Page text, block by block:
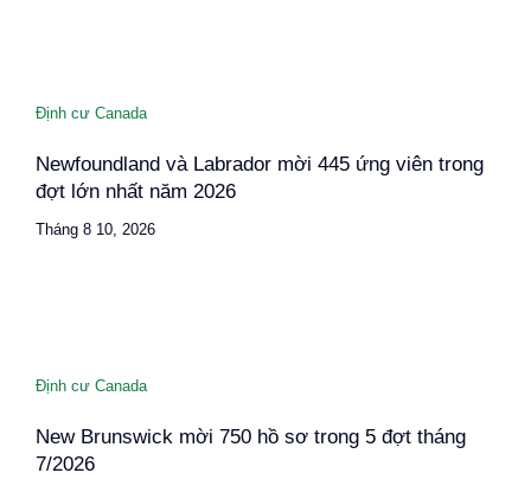
Định cư Canada
Newfoundland và Labrador mời 445 ứng viên trong
đợt lớn nhất năm 2026
Tháng 8 10, 2026
Định cư Canada
New Brunswick mời 750 hồ sơ trong 5 đợt tháng
7/2026